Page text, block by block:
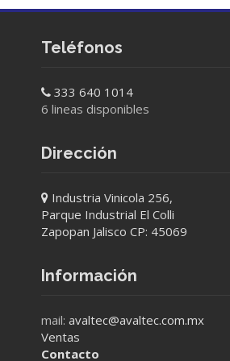
Teléfonos
333 640 1014
6 lineas disponibles
Dirección
Industria Vinicola 256,
Parque Industrial El Colli
Zapopan Jalisco CP: 45069
Información
mail: avaltec@avaltec.com.mx
Ventas
Contacto